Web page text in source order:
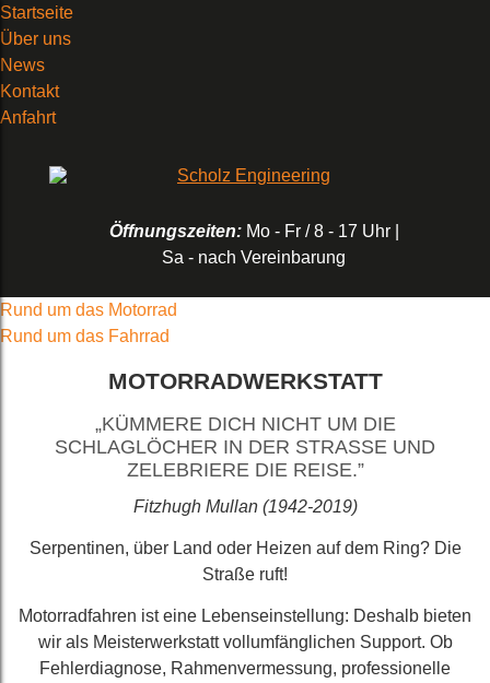
Startseite
Über uns
News
Kontakt
Anfahrt
Öffnungszeiten:Mo - Fr / 8 - 17 Uhr |
Sa - nach Vereinbarung
Rund um das Motorrad
Rund um das Fahrrad
MOTORRADWERKSTATT
„KÜMMERE DICH NICHT UM DIE
SCHLAGLÖCHER IN DER STRASSE UND Z
ELEBRIERE DIE REISE.”
Fitzhugh Mullan (1942-2019)
Serpentinen, über Land oder Heizen auf dem Ring? Die
Straße ruft!
Motorradfahren ist eine Lebenseinstellung: Deshalb bieten
wir als Meisterwerkstatt vollumfänglichen Support. Ob
Fehlerdiagnose, Rahmenvermessung, professionelle